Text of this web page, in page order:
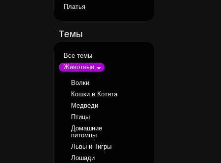
Платья
Темы
Все темы
Животные
Волки
Кошки и Котята
Медведи
Птицы
Домашние
питомцы
Львы и Тигры
Лошади